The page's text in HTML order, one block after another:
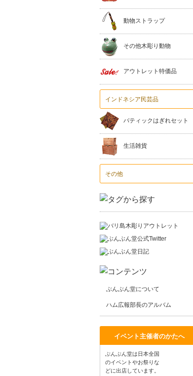
動物ストラップ
その他木彫り動物
アウトレット特価品
インドネシア民芸品
バティックはぎれセット
生活雑貨
その他
ぶんぶん堂について
ハム広報部長のアルバム
イベント主催者のかたへ
ぶんぶん堂は日本全国
のイベントやお祭りな
どに出店しています。